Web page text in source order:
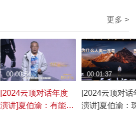
更多 >
[2024云顶对话年度
演讲]夏伯渝：有能力
00:00:54
[2024云顶对话
演讲]夏伯渝：
00:01:37